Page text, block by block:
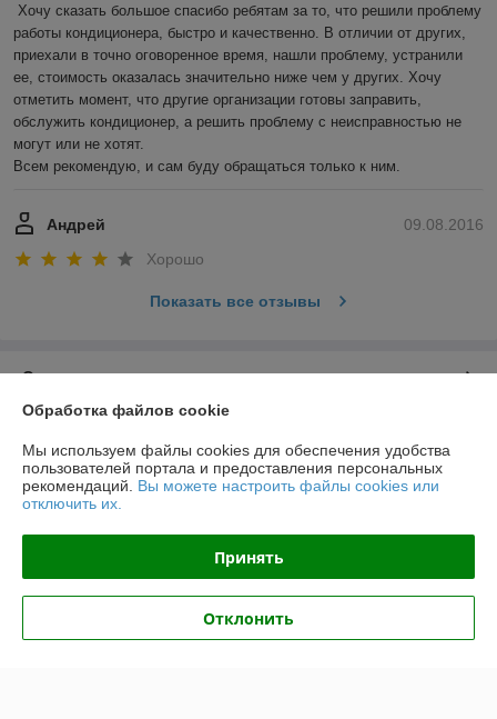
Хочу сказать большое спасибо ребятам за то, что решили проблему
работы кондиционера, быстро и качественно. В отличии от других,
приехали в точно оговоренное время, нашли проблему, устранили
ее, стоимость оказалась значительно ниже чем у других. Хочу
отметить момент, что другие организации готовы заправить,
обслужить кондиционер, а решить проблему с неисправностью не
могут или не хотят.
Всем рекомендую, и сам буду обращаться только к ним.
09.08.2016
Андрей
Хорошо
Показать все отзывы
О нас
Доставка и оплата
График работы
Политика обработки cookies
Обработка файлов cookie
Мы используем файлы cookies для обеспечения удобства
пользователей портала и предоставления персональных
рекомендаций. Вы можете настроить файлы cookies или
отключить их.
Принять
Отклонить